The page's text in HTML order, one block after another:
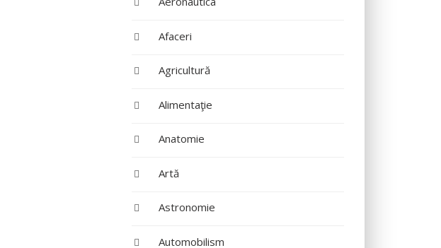
Afaceri
Agricultură
Alimentaţie
Anatomie
Artă
Astronomie
Automobilism